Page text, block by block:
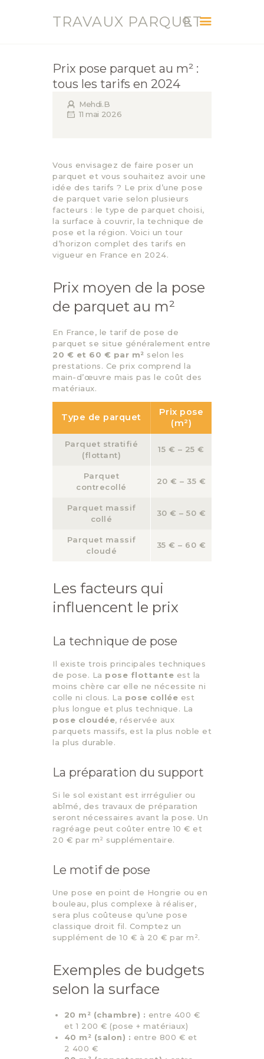
TRAVAUX PARQUET
ACCUEIL
SERVICES
Prix pose parquet au m² :
tous les tarifs en 2024
Mehdi.B
11 mai 2026
Vous envisagez de faire poser un
parquet et vous souhaitez avoir une
idée des tarifs ? Le prix d’une pose
de parquet varie selon plusieurs
facteurs : le type de parquet choisi,
la surface à couvrir, la technique de
pose et la région. Voici un tour
d’horizon complet des tarifs en
vigueur en France en 2024.
Prix moyen de la pose
de parquet au m²
En France, le tarif de pose de
parquet se situe généralement entre
20 € et 60 € par m² selon les
prestations. Ce prix comprend la
main-d’œuvre mais pas le coût des
matériaux.
Type de parquet
Prix pose
(m²)
Parquet stratifié
(flottant)
15 € – 25 €
Parquet
contrecollé
20 € – 35 €
Parquet massif
collé
30 € – 50 €
Parquet massif
cloudé
35 € – 60 €
Les facteurs qui
influencent le prix
La technique de pose
Il existe trois principales techniques
de pose. La pose flottante est la
moins chère car elle ne nécessite ni
colle ni clous. La pose collée est
plus longue et plus technique. La
pose cloudée, réservée aux
parquets massifs, est la plus noble et
la plus durable.
La préparation du support
Si le sol existant est irrrégulier ou
abîmé, des travaux de préparation
seront nécessaires avant la pose. Un
ragréage peut coûter entre 10 € et
20 € par m² supplémentaire.
Le motif de pose
Une pose en point de Hongrie ou en
bouleau, plus complexe à réaliser,
sera plus coûteuse qu’une pose
classique droit fil. Comptez un
supplément de 10 € à 20 € par m².
Exemples de budgets
selon la surface
20 m² (chambre) : entre 400 €
et 1 200 € (pose + matériaux)
40 m² (salon) : entre 800 € et
2 400 €